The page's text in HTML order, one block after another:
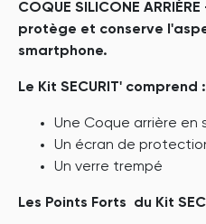
COQUE SILICONE ARRIÈRE
protège et conserve
smartphone.
Le Kit SECURIT' comprend :
Une Coque arrière en
Un écran de
Un verre trempé
Les Points Forts du Kit